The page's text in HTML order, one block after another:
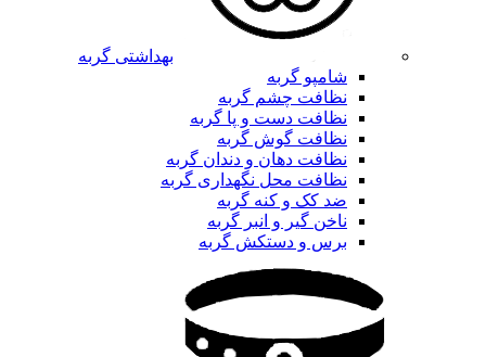
بهداشتی گربه
شامپو گربه
نظافت چشم گربه
نظافت دست و پا گربه
نظافت گوش گربه
نظافت دهان و دندان گربه
نظافت محل نگهداری گربه
ضد کک و کنه گربه
ناخن گیر و انبر گربه
برس و دستکش گربه